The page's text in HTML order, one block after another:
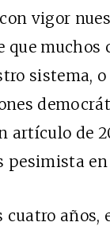
vigor
que
sistema,
artículo de
pesimista en
años,